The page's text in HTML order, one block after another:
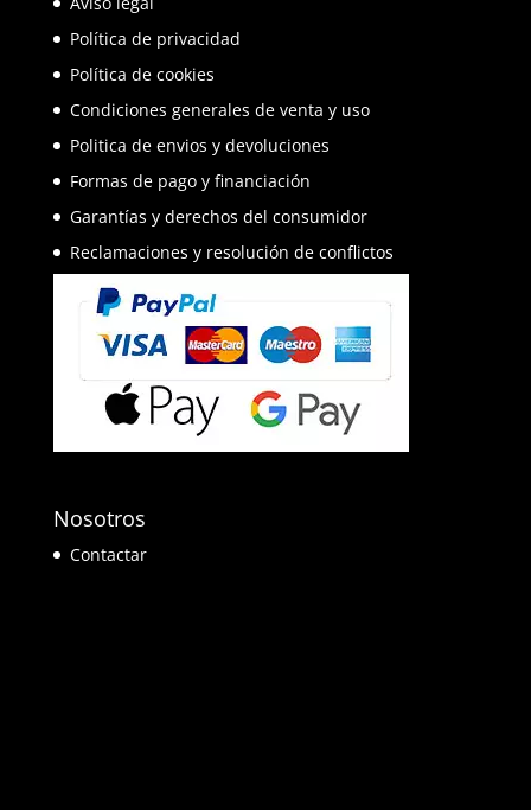
Política de privacidad
Política de cookies
Condiciones generales de venta y uso
Politica de envios y devoluciones
Formas de pago y financiación
Garantías y derechos del consumidor
Reclamaciones y resolución de conflictos
Nosotros
Contactar